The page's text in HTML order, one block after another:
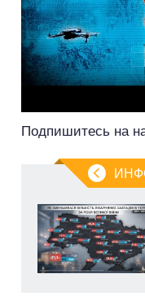
Подпишитесь на